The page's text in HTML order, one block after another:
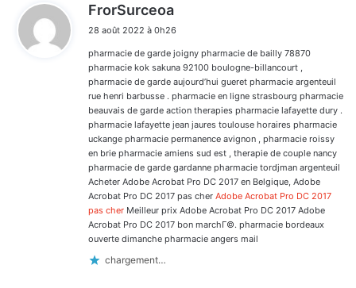
FrorSurceoa
t
:
28 août 2022 à 0h26
pharmacie de garde joigny pharmacie de bailly 78870
pharmacie kok sakuna 92100 boulogne-billancourt ,
pharmacie de garde aujourd’hui gueret pharmacie argenteuil
rue henri barbusse . pharmacie en ligne strasbourg pharmacie
beauvais de garde action therapies pharmacie lafayette dury .
pharmacie lafayette jean jaures toulouse horaires pharmacie
uckange pharmacie permanence avignon , pharmacie roissy
en brie pharmacie amiens sud est , therapie de couple nancy
pharmacie de garde gardanne pharmacie tordjman argenteuil
Acheter Adobe Acrobat Pro DC 2017 en Belgique, Adobe
Acrobat Pro DC 2017 pas cher Adobe Acrobat Pro DC 2017
pas cher Meilleur prix Adobe Acrobat Pro DC 2017 Adobe
Acrobat Pro DC 2017 bon marchГ©. pharmacie bordeaux
ouverte dimanche pharmacie angers mail
chargement…